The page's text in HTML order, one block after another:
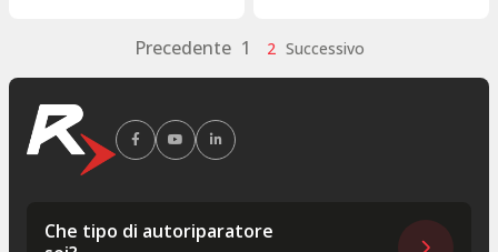
Precedente 1 2 Successivo
Che tipo di autoriparatore